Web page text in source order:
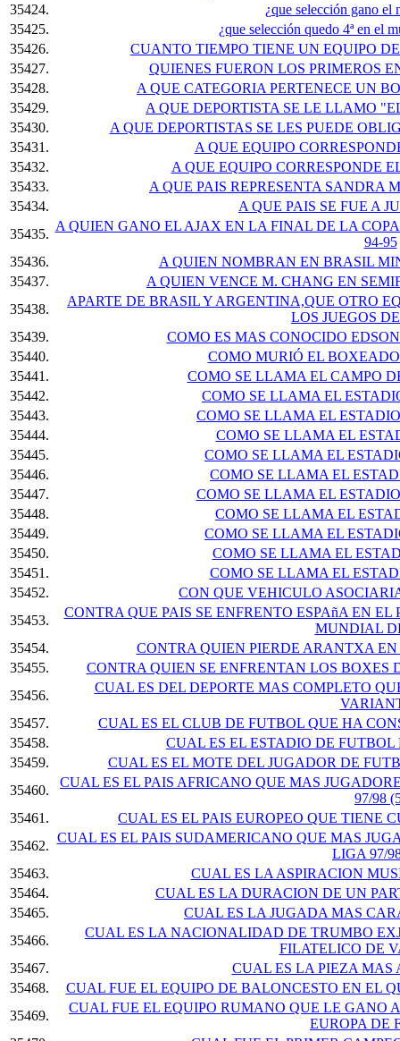
35424.
¿que selección gano el
35425.
¿que selección quedo 4ª en el
35426.
CUANTO TIEMPO TIENE UN EQUIPO
35427.
QUIENES FUERON LOS PRIMEROS
35428.
A QUE CATEGORIA PERTENECE UN
35429.
A QUE DEPORTISTA SE LE LLAMO
35430.
A QUE DEPORTISTAS SE LES PUEDE
35431.
A QUE EQUIPO
35432.
A QUE EQUIPO CORRESPONDE
35433.
A QUE PAIS REPRESENTA SANDRA
35434.
A QUE PAIS SE FUE A
35435.
A QUIEN GANO EL AJAX EN LA FINAL DE LA
94-95
35436.
A QUIEN NOMBRAN EN BRASIL
35437.
A QUIEN VENCE M. CHANG EN
35438.
APARTE DE BRASIL Y ARGENTINA,QUE OTRO
LOS JUEGOS
35439.
COMO ES MAS CONOCIDO
35440.
COMO MURIÓ EL
35441.
COMO SE LLAMA EL CAMPO
35442.
COMO SE LLAMA EL
35443.
COMO SE LLAMA EL
35444.
COMO SE LLAMA EL
35445.
COMO SE LLAMA EL
35446.
COMO SE LLAMA EL
35447.
COMO SE LLAMA EL
35448.
COMO SE LLAMA EL
35449.
COMO SE LLAMA EL
35450.
COMO SE LLAMA EL
35451.
COMO SE LLAMA EL
35452.
CON QUE VEHICULO
35453.
CONTRA QUE PAIS SE ENFRENTO ESPAñA EN
MUNDIAL
35454.
CONTRA QUIEN PIERDE ARANTXA
35455.
CONTRA QUIEN SE ENFRENTAN LOS
35456.
CUAL ES DEL DEPORTE MAS COMPLETO
35457.
CUAL ES EL CLUB DE FUTBOL QUE HA
35458.
CUAL ES EL ESTADIO DE
35459.
CUAL ES EL MOTE DEL JUGADOR DE
35460.
CUAL ES EL PAIS AFRICANO QUE MAS
97/98
35461.
CUAL ES EL PAIS EUROPEO QUE TIENE
35462.
CUAL ES EL PAIS SUDAMERICANO QUE MAS
LIGA 97/
35463.
CUAL ES LA ASPIRACION
35464.
CUAL ES LA DURACION DE UN
35465.
CUAL ES LA JUGADA MAS
35466.
CUAL ES LA NACIONALIDAD DE TRUMBO
FILATELICO DE
35467.
CUAL ES LA PIEZA MAS
35468.
CUAL FUE EL EQUIPO DE BALONCESTO EN EL
35469.
CUAL FUE EL EQUIPO RUMANO QUE LE GANO
EUROPA DE